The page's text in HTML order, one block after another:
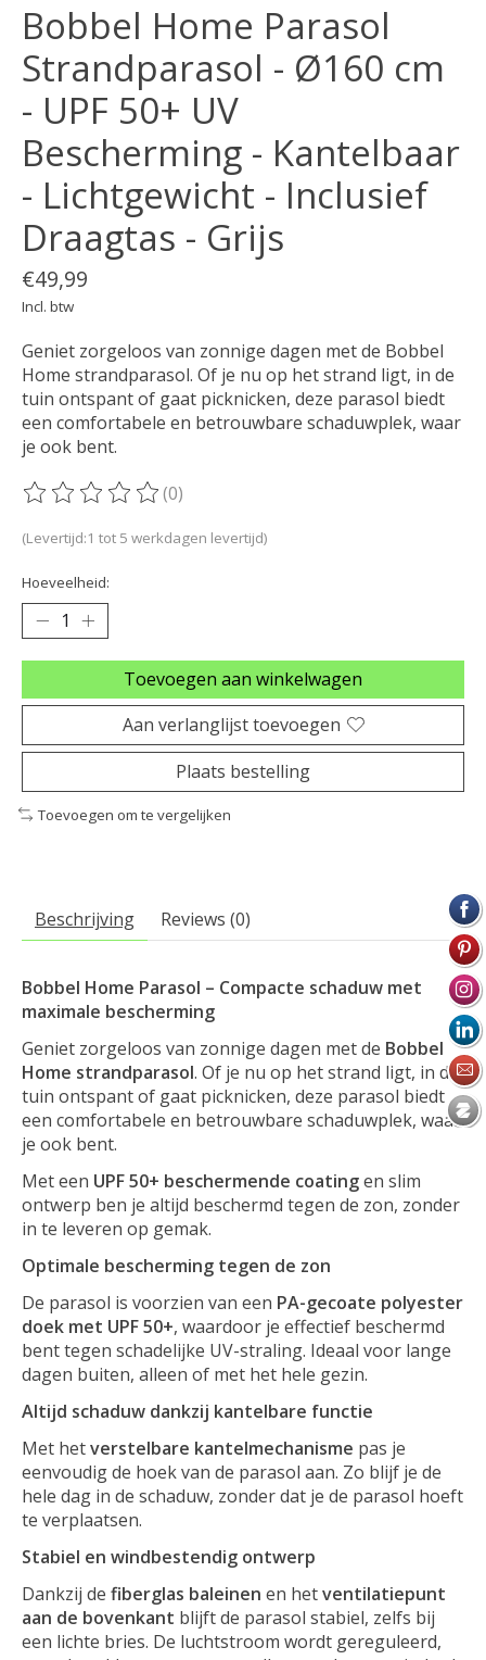
Bobbel Home Parasol
Strandparasol - Ø160 cm
- UPF 50+ UV
Bescherming - Kantelbaar
- Lichtgewicht - Inclusief
Draagtas - Grijs
€49,99
Incl. btw
Geniet zorgeloos van zonnige dagen met de Bobbel
Home strandparasol. Of je nu op het strand ligt, in de
tuin ontspant of gaat picknicken, deze parasol biedt
een comfortabele en betrouwbare schaduwplek, waar
je ook bent.
De beoordeling van dit product is
(0)
(Levertijd:1 tot 5 werkdagen levertijd)
Hoeveelheid:
Toevoegen aan winkelwagen
Aan verlanglijst toevoegen
Plaats bestelling
Toevoegen om te vergelijken
Beschrijving Reviews (0)
Bobbel Home Parasol – Compacte schaduw met
maximale bescherming
Geniet zorgeloos van zonnige dagen met de Bobbel
Home strandparasol. Of je nu op het strand ligt, in de
tuin ontspant of gaat picknicken, deze parasol biedt
een comfortabele en betrouwbare schaduwplek, waar
je ook bent.
Met een UPF 50+ beschermende coatingen slim
ontwerp ben je altijd beschermd tegen de zon, zonder
in te leveren op gemak.
Optimale bescherming tegen de zon
De parasol is voorzien van een PA-gecoate polyester
doek met UPF 50+, waardoor je effectief beschermd
bent tegen schadelijke UV-straling. Ideaal voor lange
dagen buiten, alleen of met het hele gezin.
Altijd schaduw dankzij kantelbare functie
Met hetverstelbare kantelmechanisme pas je
eenvoudig de hoek van de parasol aan. Zo blijf je de
hele dag in de schaduw, zonder dat je de parasol hoeft
te verplaatsen.
Stabiel en windbestendig ontwerp
Dankzij de fiberglas baleinen en hetventilatiepunt
aan de bovenkant blijft de parasol stabiel, zelfs bij
een lichte bries. De luchtstroom wordt gereguleerd,